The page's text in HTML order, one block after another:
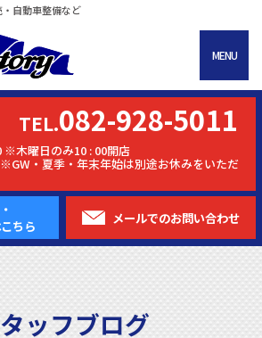
自動車整備など
MENU
TEL.082-928-5011
※木曜日のみ10 : 00開店
・夏季・年末年始は別途お休みをいただ
ちら
メールでのお問い合わせ
ッフブログ